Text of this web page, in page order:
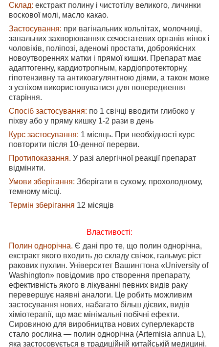
Склад: екстракт полину і чистотілу великого, личинки
воскової молі, масло какао.
Застосування: при вагінальних кольпітах, молочниці,
запальних захворюваннях сечостатевих органів жінок і
чоловіків, поліпозі, аденомі простати, доброякісних
новоутвореннях матки і прямої кишки. Препарат має
адаптогенну, кардиотропным, кардіопротекторну,
гіпотензивну та антикоагулянтною діями, а також може
з успіхом використовуватися для попередження
старіння.
Спосіб застосування: по 1 свічці вводити глибоко у
піхву або у пряму кишку 1-2 рази в день
Курс застосування: 1 місяць. При необхідності курс
повторити після 10-денної перерви.
Протипоказання. У разі алергічної реакції препарат
відмінити.
Умови зберігання: Зберігати в сухому, прохолодному,
темному місці.
Термін зберігання 12 місяців
Властивості:
Полин однорічна. Є дані про те, що полин однорічна,
екстракт якого входить до складу свічок, гальмує ріст
ракових пухлин. Університет Вашингтона «University of
Washington» повідомив про створення препарату,
ефективність якого в лікуванні певних видів раку
перевершує наявні аналоги. Це робить можливим
застосування нових, набагато більш дієвих, видів
хіміотерапії, що має мінімальні побічні ефекти.
Сировиною для виробництва нових суперлекарств
стало рослина ― полин однорічна (Artemisia annua L),
яка застосовується в традиційній китайській медицині.